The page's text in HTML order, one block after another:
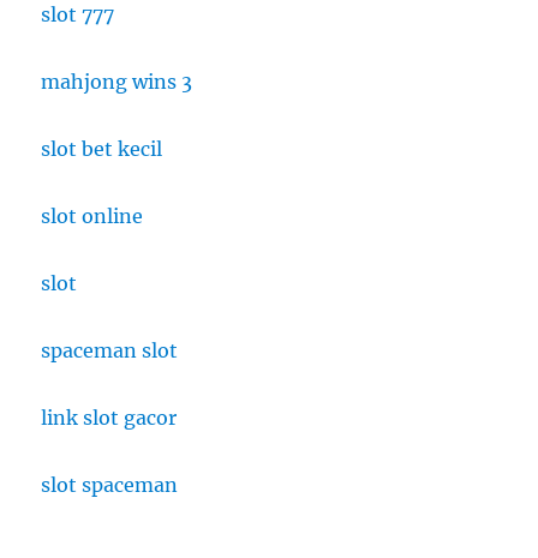
slot 777
mahjong wins 3
slot bet kecil
slot online
slot
spaceman slot
link slot gacor
slot spaceman